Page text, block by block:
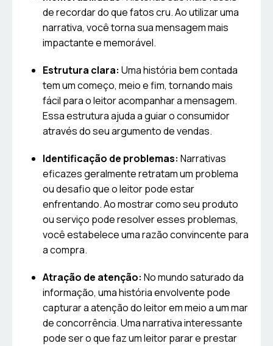
de recordar do que fatos cru. Ao utilizar uma
narrativa, você torna sua mensagem mais
impactante e memorável.
Estrutura clara: Uma história bem contada
tem um começo, meio e fim, tornando mais
fácil para o leitor acompanhar a mensagem.
Essa estrutura ajuda a guiar o consumidor
através do seu argumento de vendas.
Identificação de problemas: Narrativas
eficazes geralmente retratam um problema
ou desafio que o leitor pode estar
enfrentando. Ao mostrar como seu produto
ou serviço pode resolver esses problemas,
você estabelece uma razão convincente para
a compra.
Atração de atenção: No mundo saturado da
informação, uma história envolvente pode
capturar a atenção do leitor em meio a um mar
de concorrência. Uma narrativa interessante
pode ser o que faz um leitor parar e prestar